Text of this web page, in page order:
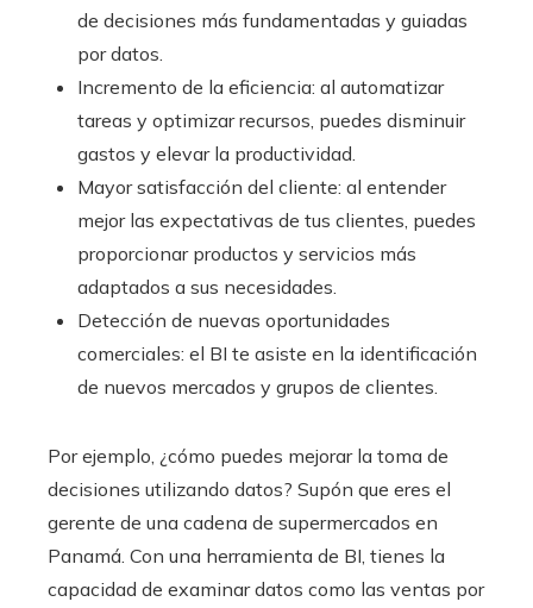
de decisiones más fundamentadas y guiadas
por datos.
Incremento de la eficiencia: al automatizar
tareas y optimizar recursos, puedes disminuir
gastos y elevar la productividad.
Mayor satisfacción del cliente: al entender
mejor las expectativas de tus clientes, puedes
proporcionar productos y servicios más
adaptados a sus necesidades.
Detección de nuevas oportunidades
comerciales: el BI te asiste en la identificación
de nuevos mercados y grupos de clientes.
Por ejemplo, ¿cómo puedes mejorar la toma de
decisiones utilizando datos? Supón que eres el
gerente de una cadena de supermercados en
Panamá. Con una herramienta de BI, tienes la
capacidad de examinar datos como las ventas por